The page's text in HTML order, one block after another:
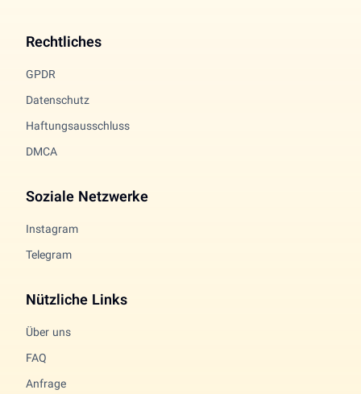
Rechtliches
GPDR
Datenschutz
Haftungsausschluss
DMCA
Soziale Netzwerke
Instagram
Telegram
Nützliche Links
Über uns
FAQ
Anfrage